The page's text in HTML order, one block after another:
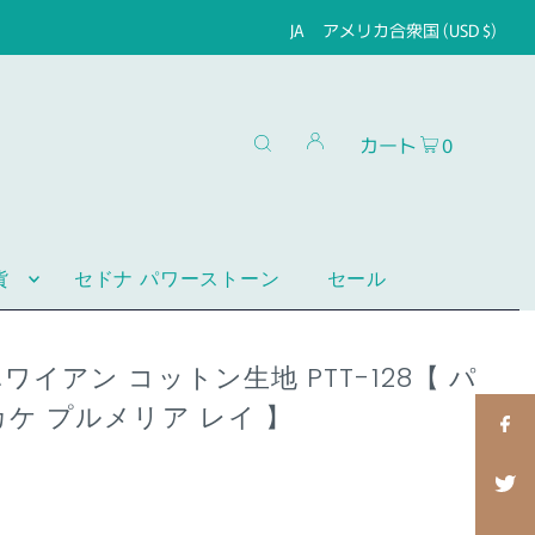
JA アメリカ合衆国 (USD $)
セドナ パワーストーン セール
カート 0
イアン コットン生地 PTT-128【 パ
プルメリア レイ 】